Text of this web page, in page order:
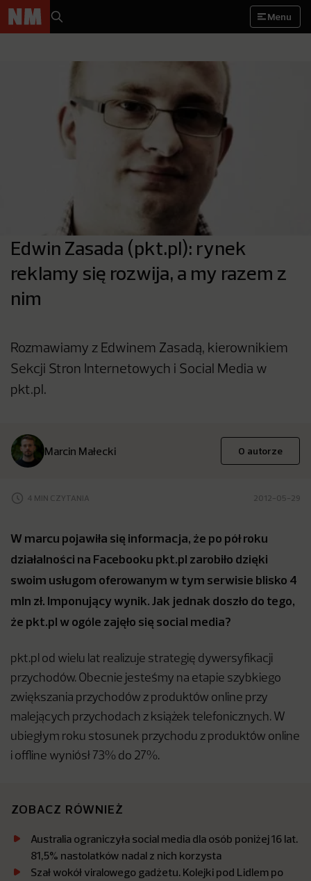
Menu
Edwin Zasada (pkt.pl): rynek
reklamy się rozwija, a my razem z
nim
Rozmawiamy z Edwinem Zasadą, kierownikiem
Sekcji Stron Internetowych i Social Media w
pkt.pl.
Marcin Małecki O autorze
4 MIN CZYTANIA 2012-05-29
W marcu pojawiła się informacja, że po pół roku
działalności na Facebooku pkt.pl zarobiło dzięki
swoim usługom oferowanym w tym serwisie blisko 4
mln zł. Imponujący wynik. Jak jednak doszło do tego,
że pkt.pl w ogóle zajęło się social media?
pkt.pl od wielu lat realizuje strategię dywersyfikacji
przychodów. Obecnie jesteśmy na etapie szybkiego
zwiększania przychodów z produktów online przy
malejących przychodach z książek telefonicznych. W
ubiegłym roku stosunek przychodu z produktów online
i offline wyniósł 73% do 27%.
ZOBACZ RÓWNIEŻ
Australia ograniczyła social media dla osób poniżej 16 lat.
81,5% nastolatków nadal z nich korzysta
Szał wokół viralowego gadżetu. Kolejki pod Lidlem po